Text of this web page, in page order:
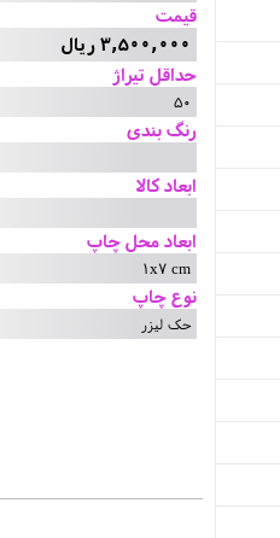
قیمت
3,500,000 ریال
حداقل تیراژ
50
رنگ بندی
ابعاد کالا
ابعاد محل چاپ
1x7 cm
نوع چاپ
حک لیزر